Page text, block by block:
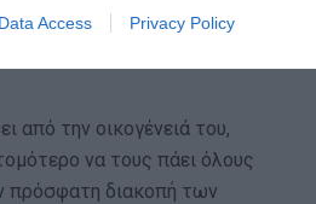
Data Access Privacy Policy
του και ο πιτσιρικάς, που
από την οικογένειά του,
να τους πάει όλους
πρόσφατη διακοπή των